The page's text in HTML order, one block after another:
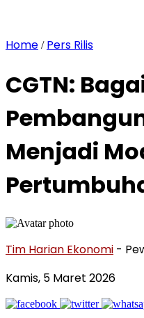
Home / Pers Rilis
CGTN:
Menjadi
Tim Harian Ekonomi -
Kamis, 5 Maret 2026